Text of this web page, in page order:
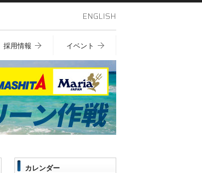
ENGLISH
採用情報 イベント
カレンダー